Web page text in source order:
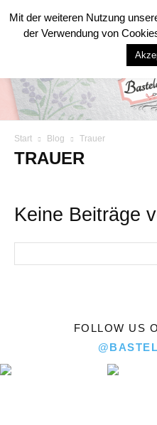
Start Blog Trauer
TRAUER
Keine Beiträge
FOLLOW US
Mit der weiteren Nutzung
der Verwendung von